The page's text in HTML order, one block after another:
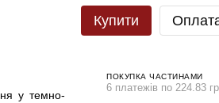
у темно-
Купити
ПОКУПКА ЧАСТИНАМИ
6 платежів по 224.83